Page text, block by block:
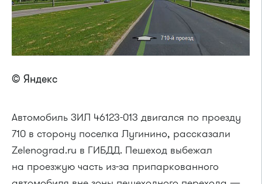
© Яндекс
Автомобиль ЗИЛ 46123-013 двигался по проезду
710 в сторону поселка Лугинино, рассказали
Zelenograd.ru в ГИБДД. Пешеход выбежал
на проезжую часть из-за припаркованного